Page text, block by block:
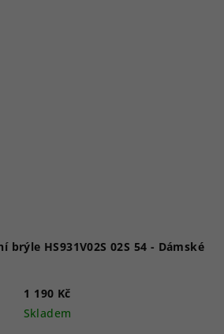
Hally & Son sluneční brýle HS931V02S 02S 54 - Dámské
1 190 Kč
Skladem